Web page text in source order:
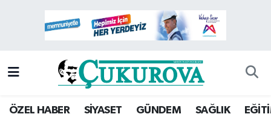
ÖZEL HABER SİYASET GÜNDEM SAĞLIK
Mersin Hava Durumu
Mersin Namaz Vakitleri